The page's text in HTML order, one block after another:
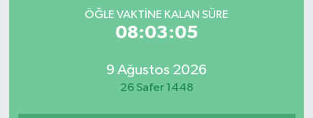
ÖĞLE VAKTİNE KALAN SÜRE
08:03:05
9 Ağustos 2026
26 Safer 1448